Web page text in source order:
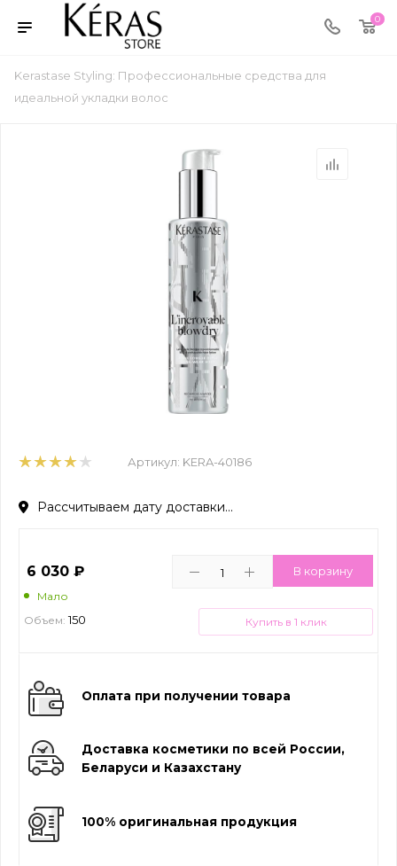
0
Kerastase Styling: Профессиональные средства для
идеальной укладки волос
Артикул: KERA-40186
Рассчитываем дату доставки...
6 030 ₽
Мало
Объем: 150
В корзину
Купить в 1 клик
Оплата при получении товара
Доставка косметики по всей России,
Беларуси и Казахстану
100% оригинальная продукция